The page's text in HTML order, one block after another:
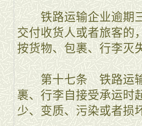
铁路运输企业逾期三
交付收货人或者旅客的
按货物、包裹、行李灭
第十七条 铁路运输
裹、行李自接受承运时
少、变质、污染或者损